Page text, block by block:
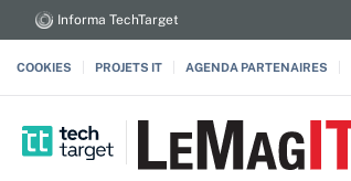
Informa TechTarget
COOKIES PROJETS IT AGENDA PARTENAIRES